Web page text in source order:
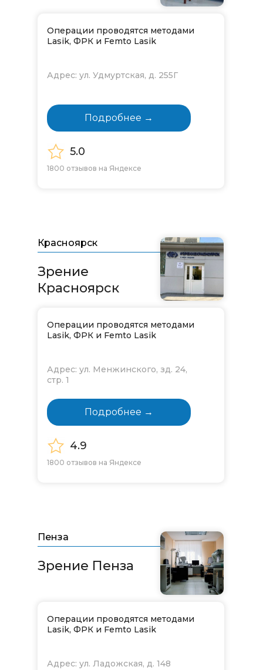
Операции проводятся методами
Lasik, ФРК и Femto Lasik
Подробнее →
Адрес: ул. Удмуртская, д. 255Г
5.0
1800 отзывов на Яндексе
Красноярск
Зрение
Красноярск
Операции проводятся методами
Lasik, ФРК и Femto Lasik
Подробнее →
Адрес: ул. Менжинского, зд. 24,
стр. 1
4.9
1800 отзывов на Яндексе
Пенза
Зрение Пенза
Операции проводятся методами
Lasik, ФРК и Femto Lasik
Адрес: ул. Ладожская, д. 148